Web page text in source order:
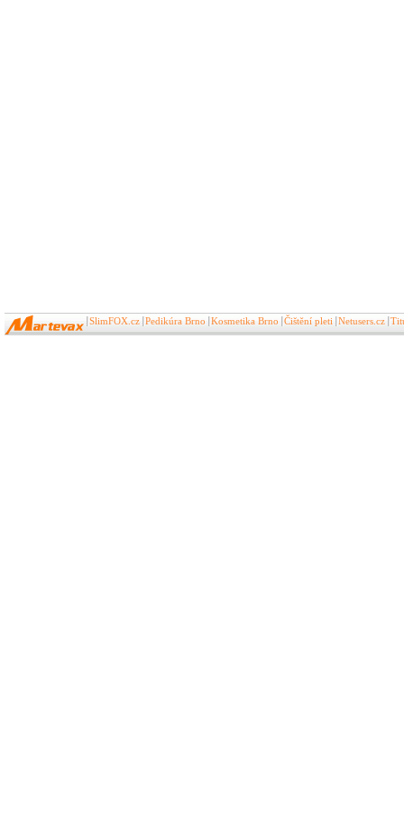
SlimFOX.cz Pedikúra Brno Kosmetika Brno Čištění pleti Netusers.cz